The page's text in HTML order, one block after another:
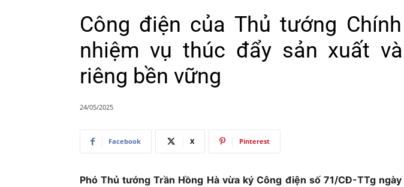
N
Ủ
Công điện của Thủ tướng
nhiệm vụ thúc đẩy sản xuất
riêng bền vững
24/05/2025
Facebook X Pinterest
Phó Thủ tướng Trần Hồng Hà vừa ký Công điện số 71/CĐ-TTg